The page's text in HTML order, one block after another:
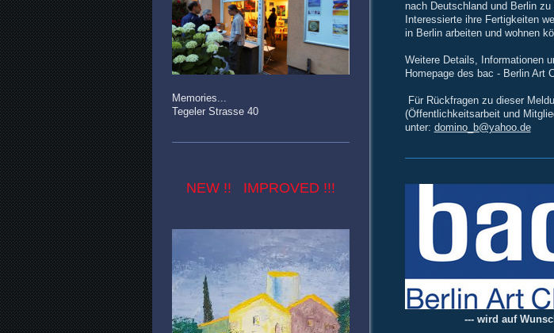
nach Deutschland und Berlin
Interessierte ihre Fertigkeiten
in Berlin arbeiten und wohnen
Weitere Details, Informationen
Homepage des bac - Berlin Art
Für Rückfragen zu dieser
(Öffentlichkeitsarbeit und
unter: domino_b@yahoo.de
--- wird auf
Memories...
Tegeler Strasse 40
NEW !! IMPROVED !!!